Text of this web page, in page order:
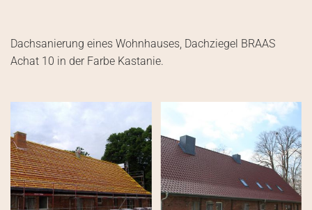
Dachsanierung eines Wohnhauses, Dachziegel BRAAS
Achat 10 in der Farbe Kastanie.